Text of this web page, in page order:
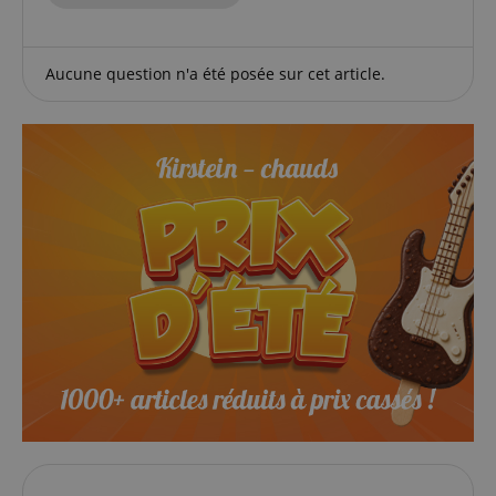
Aucune question n'a été posée sur cet article.
sid_key
www.kirstein.fr
CrossDomainCookieScriptConsent_389
.crossdomain.cookie-
script.com
FPGSID
Google
.kirstein.fr
Politique de confidentialité de